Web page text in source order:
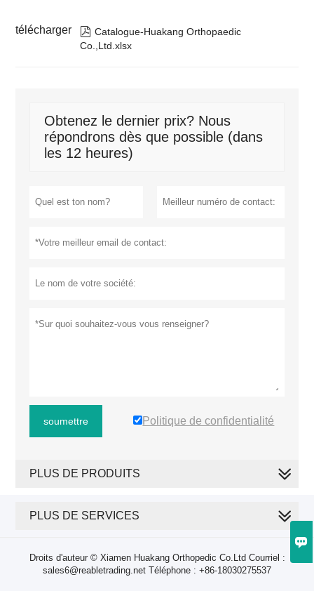

télécharger  Catalogue-Huakang Orthopaedic
Co.,Ltd.xlsx
Obtenez le dernier prix? Nous
répondrons dès que possible (dans
les 12 heures)
soumettre Politique de confidentialité
PLUS DE PRODUITS
PLUS DE SERVICES
Droits d'auteur © Xiamen Huakang Orthopedic Co.Ltd Courriel :
sales6@reabletrading.net Téléphone : +86-18030275537